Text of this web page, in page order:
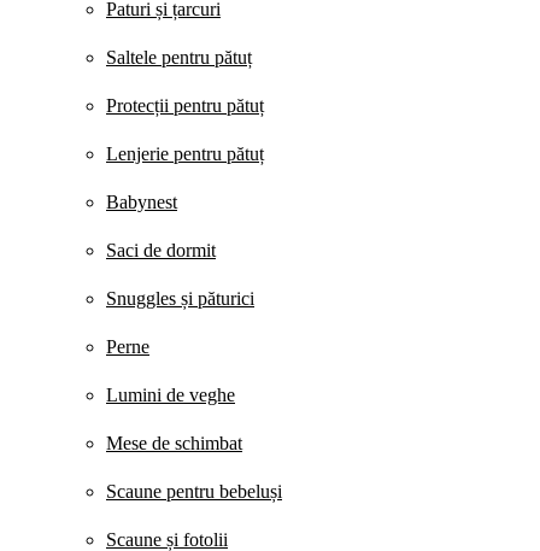
Paturi și țarcuri
Saltele pentru pătuț
Protecții pentru pătuț
Lenjerie pentru pătuț
Babynest
Saci de dormit
Snuggles și păturici
Perne
Lumini de veghe
Mese de schimbat
Scaune pentru bebeluși
Scaune și fotolii